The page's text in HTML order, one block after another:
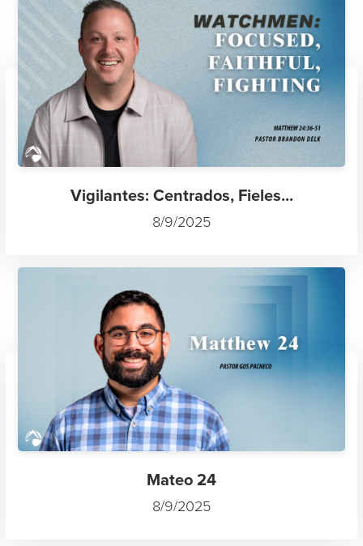
Vigilantes: Centrados, Fieles...
8/9/2025
Mateo 24
8/9/2025